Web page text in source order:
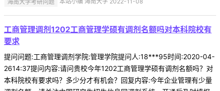
工商管理调剂1202工商管理学硕有调剂名额吗对本科院校有
要求
提问问题:工商管理调剂学院:管理学院提问人:18***95时间:2020-04-
2614:37提问内容:请问贵校今年1202工商管理学硕有调剂名额吗？对
本科院校有要求吗？多少分才有机会？回复内容:今年企业管理有少量